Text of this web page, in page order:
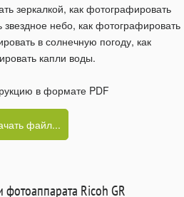
зеркалкой, как фотографировать
небо, как фотографировать
в солнечную погоду, как
капли воды.
в формате PDF
файл...
фотоаппарата Ricoh GR